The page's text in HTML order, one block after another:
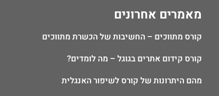
מאמרים אחרונים
קורס מתווכים – החשיבות של הכשרת מתווכים
קורס קידום אתרים בגוגל – מה לומדים?
מהם היתרונות של קורס לשיפור האנגלית